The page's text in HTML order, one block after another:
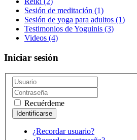
Sesión de meditación (1)
Sesión de yoga para adultos (1)
Testimonios de Yoguinis (3)
Videos (4)
Iniciar sesión
Recuérdeme
¿Recordar usuario?